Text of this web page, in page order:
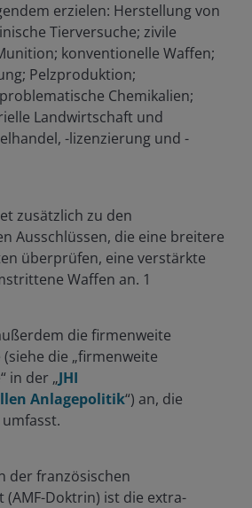
erzielen: Herstellung von
Tierversuche; zivile
konventionelle Waffen;
Pelzproduktion;
Chemikalien;
Landwirtschaft und
-lizenzierung und -
zusätzlich zu den
Ausschlüssen, die eine breitere
überprüfen, eine verstärkte
Waffen an. 1
die firmenweite
die „firmenweite
in der „JHI
Anlagepolitik“) an, die
der französischen
(AMF-Doktrin) ist die extra-